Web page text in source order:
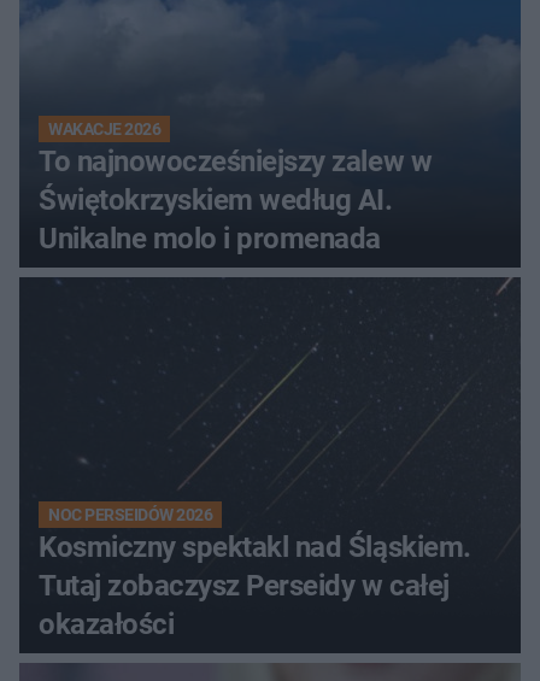
WAKACJE 2026
To najnowocześniejszy zalew w
Świętokrzyskiem według AI.
Unikalne molo i promenada
NOC PERSEIDÓW 2026
Kosmiczny spektakl nad Śląskiem.
Tutaj zobaczysz Perseidy w całej
okazałości